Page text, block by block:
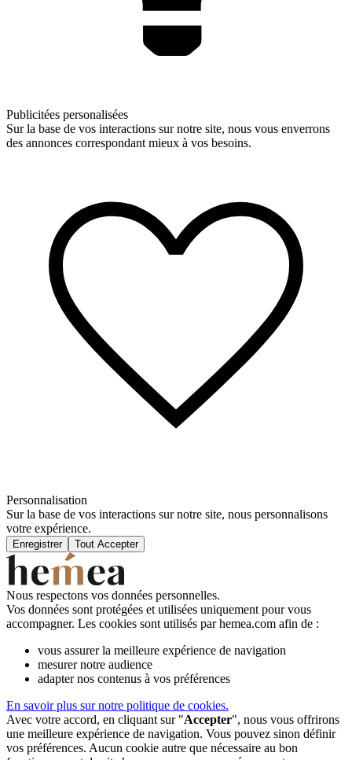
Publicitées personalisées
Sur la base de vos interactions sur notre site, nous vous enverrons
des annonces correspondant mieux à vos besoins.
Personnalisation
Sur la base de vos interactions sur notre site, nous personnalisons
votre expérience.
Enregistrer Tout Accepter
Nous respectons vos données personnelles.
Vos données sont protégées et utilisées uniquement pour vous
accompagner. Les cookies sont utilisés par hemea.com afin de :
vous assurer la meilleure expérience de navigation
mesurer notre audience
adapter nos contenus à vos préférences
En savoir plus sur notre politique de cookies.
Avec votre accord, en cliquant sur "Accepter", nous vous offrirons
une meilleure expérience de navigation. Vous pouvez sinon définir
vos préférences. Aucun cookie autre que nécessaire au bon